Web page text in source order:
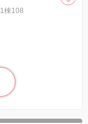
棟108